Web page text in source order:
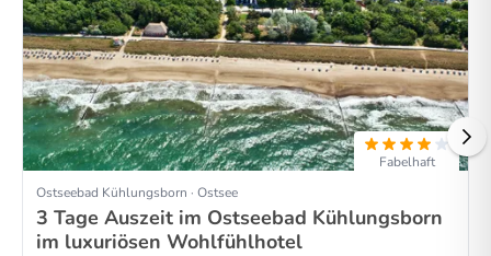
Fabelhaft
Ostseebad Kühlungsborn · Ostsee
3 Tage Auszeit im Ostseebad Kühlungsborn
im luxuriösen Wohlfühlhotel